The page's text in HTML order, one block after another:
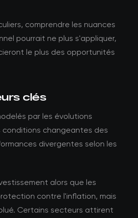
comprendre les nuances
pourrait ne plus s'appliquer,
le plus des opportunités
clés
par les évolutions
changeantes des
divergentes selon les
alors que les
contre l'inflation, mais
Certains secteurs attirent